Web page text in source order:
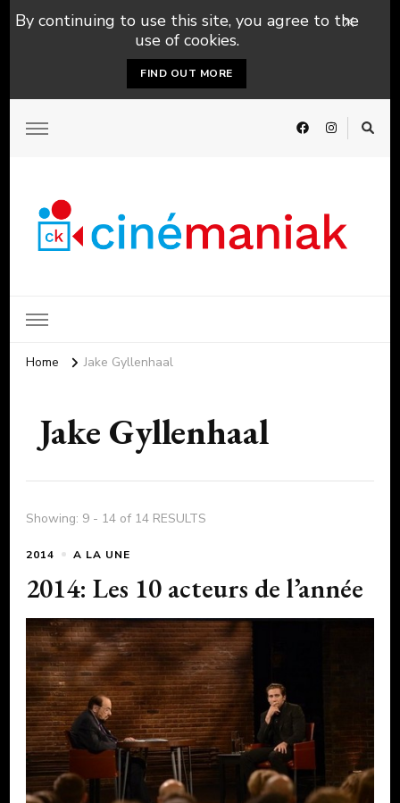
By continuing to use this site, you agree to the
use of cookies.
FIND OUT MORE
Home Jake Gyllenhaal
Jake Gyllenhaal
Showing: 9 - 14 of 14 RESULTS
2014 A LA UNE
2014: Les 10 acteurs de l’année